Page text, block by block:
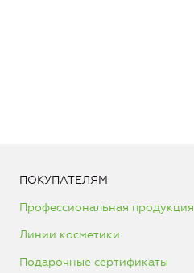
ПОКУПАТЕЛЯМ
Профессиональная продукция
Линии косметики
Подарочные сертификаты